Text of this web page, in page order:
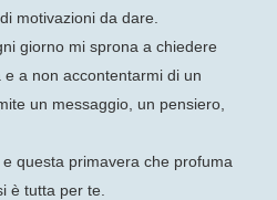
motivazioni da dare.
giorno mi sprona a chiedere
a non accontentarmi di un
un messaggio, un pensiero,
questa primavera che profuma
è tutta per te.